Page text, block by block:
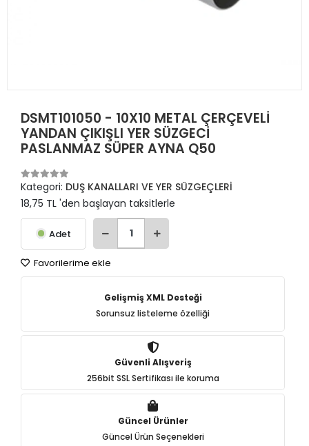
DSMT101050 - 10X10 METAL ÇERÇEVELİ
YANDAN ÇIKIŞLI YER SÜZGECİ
PASLANMAZ SÜPER AYNA Q50
Kategori: DUŞ KANALLARI VE YER SÜZGEÇLERİ
18,75 TL 'den başlayan taksitlerle
Adet
Favorilerime ekle
Gelişmiş XML Desteği
Sorunsuz listeleme özelliği
Güvenli Alışveriş
256bit SSL Sertifikası ile koruma
Güncel Ürünler
Güncel Ürün Seçenekleri